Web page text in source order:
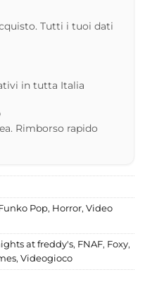
Tutti i tuoi dati
in tutta Italia
Rimborso rapido
Pop, Horror, Video
at freddy's, FNAF, Foxy,
, Videogioco